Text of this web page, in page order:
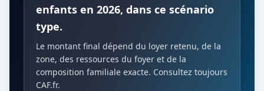
enfants en 2026, dans ce scénario
type.
Le montant final dépend du loyer retenu, de la
zone, des ressources du foyer et de la
composition familiale exacte. Consultez toujours
CAF.fr.